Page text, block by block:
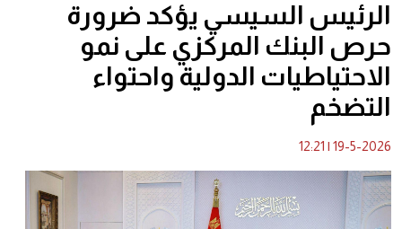
الرئيس السيسي يؤكد ضرورة
حرص البنك المركزي على نمو
الاحتياطيات الدولية واحتواء
التضخم
19-5-2026
|
12:21